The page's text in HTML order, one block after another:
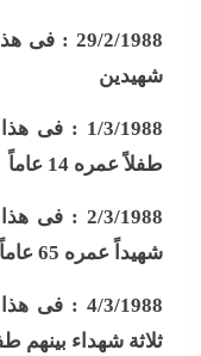
29/2/1988 :
فى
شهيدين
1/3/1988 :
فى هذا
طفلاً عمره 14 عاماً
2/3/1988 :
فى هذا
شهيداً عمره 65 عاماً
4/3/1988 :
فى هذا
ثلاثة شهداء بينهم